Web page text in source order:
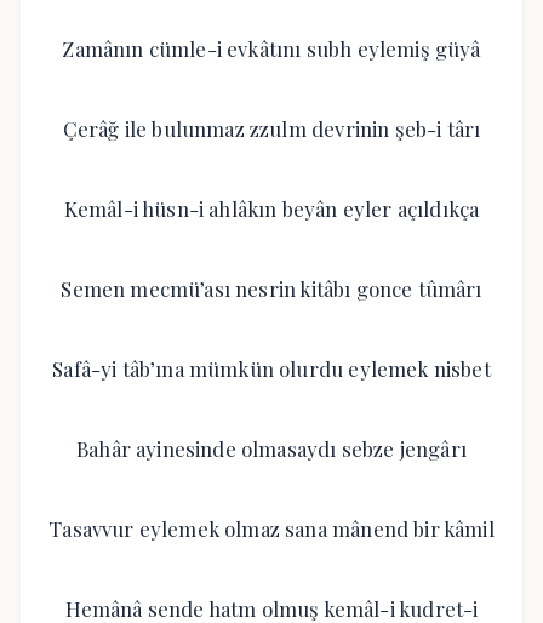
Zamânın cümle-i evkâtını subh eylemiş güyâ
Çerâğ ile bulunmaz zzulm devrinin şeb-i târı
Kemâl-i hüsn-i ahlâkın beyân eyler açıldıkça
Semen mecmü’ası nesrin kitâbı gonce tûmârı
Safâ-yi tâb’ına mümkün olurdu eylemek nisbet
Bahâr ayinesinde olmasaydı sebze jengârı
Tasavvur eylemek olmaz sana mânend bir kâmil
Hemânâ sende hatm olmuş kemâl-i kudret-i